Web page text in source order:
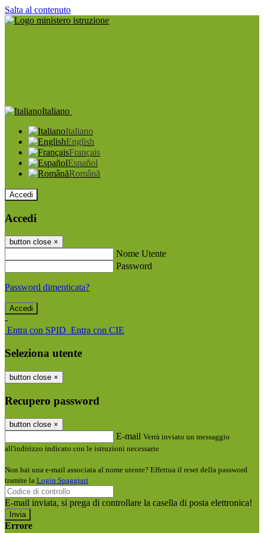
Salta al contenuto
Italiano
Italiano
English
Français
Español
Română
Accedi
Accedi
button close ×
Nome Utente
Password
Password dimenticata?
-
Entra con SPID Entra con CIE
Seleziona utente
button close ×
Recupero password
button close ×
E-mail Verrà inviato un messaggio
all'indirizzo indicato con le istruzioni necessarie.
Non hai una e-mail associata al nome utente? Effettua il reset della password
tramite la Login Spaggiari
E-mail inviata, si prega di controllare la casella di posta elettronica!
Errore